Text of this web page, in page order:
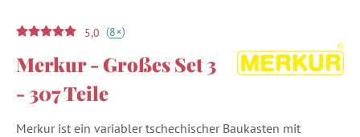
5,0 (8+)
Merkur - Großes Set 3
- 307 Teile
Merkur ist ein variabler tschechischer Baukasten mit